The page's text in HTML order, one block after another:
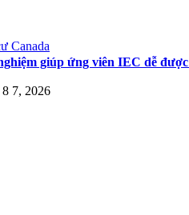
Canada
giúp ứng viên IEC dễ
7, 2026